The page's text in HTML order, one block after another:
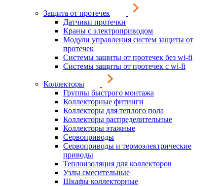
Защита от протечек
Датчики протечки
Краны с электроприводом
Модули управления систем защиты от
протечек
Системы защиты от протечек без wi-fi
Системы защиты от протечек с wi-fi
Коллекторы
Группы быстрого монтажа
Коллекторные фитинги
Коллекторы для теплого пола
Коллекторы распределительные
Коллекторы этажные
Сервоприводы
Сервоприводы и термоэлектрические
приводы
Теплоизоляция для коллекторов
Узлы смесительные
Шкафы коллекторные